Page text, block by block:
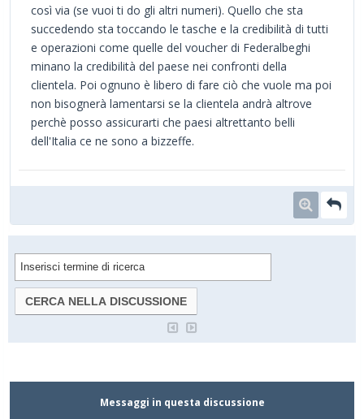
così via (se vuoi ti do gli altri numeri). Quello che sta
succedendo sta toccando le tasche e la credibilità di tutti
e operazioni come quelle del voucher di Federalbeghi
minano la credibilità del paese nei confronti della
clientela. Poi ognuno è libero di fare ciò che vuole ma poi
non bisognerà lamentarsi se la clientela andrà altrove
perchè posso assicurarti che paesi altrettanto belli
dell'Italia ce ne sono a bizzeffe.
Messaggi in questa discussione